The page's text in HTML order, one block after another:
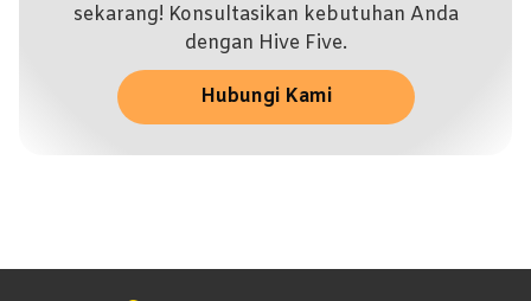
sekarang! Konsultasikan kebutuhan Anda
dengan Hive Five.
Hubungi Kami